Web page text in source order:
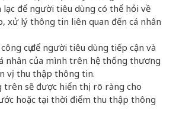
để người tiêu dùng có thể hỏi về
xử lý thông tin liên quan đến cá nhân
cụ để người tiêu dùng tiếp cận và
nhân của mình trên hệ thống thương
vị thu thập thông tin.
trên sẽ được hiển thị rõ ràng cho
hoặc tại thời điểm thu thập thông